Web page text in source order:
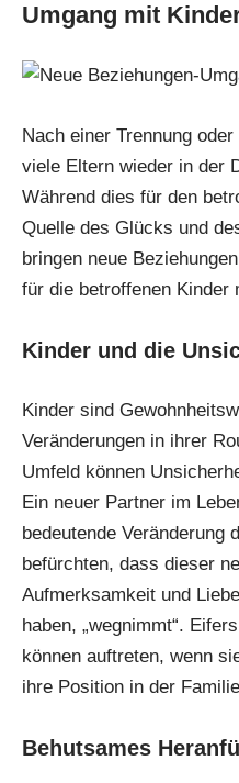
Umgang mit
Nach einer Trennung
viele Eltern wieder in der
Während dies für den
Quelle des Glücks und
bringen neue
für die betroffenen Kinder
Kinder und die
Kinder sind
Veränderungen in ihrer
Umfeld können
Ein neuer Partner im
bedeutende Veränderung
befürchten, dass dieser
Aufmerksamkeit und
haben, „wegnimmt“.
können auftreten, wenn
ihre Position in der
Behutsames